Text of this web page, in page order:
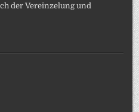
der Vereinzelung und